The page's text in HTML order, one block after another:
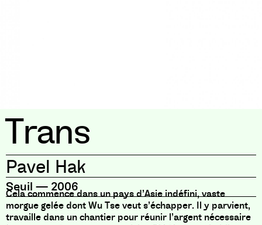
Trans
Pavel Hak
Seuil — 2006
Cela commence dans un pays d’Asie indéfini, vaste
morgue gelée dont Wu Tse veut s’échapper. Il y parvient,
travaille dans un chantier pour réunir l’argent nécessaire